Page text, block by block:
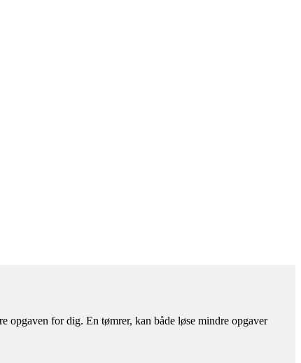
opgaven for dig. En tømrer, kan både løse mindre opgaver